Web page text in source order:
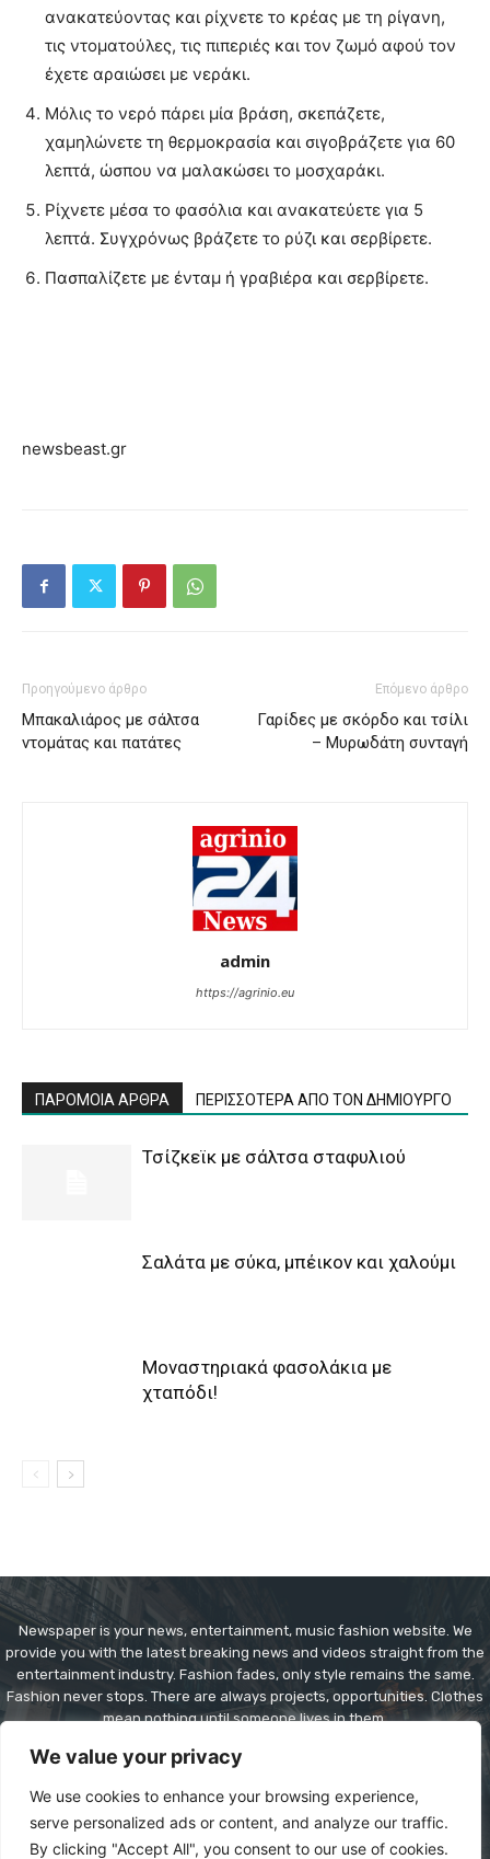
We value your privacy
We use cookies to enhance your browsing experience,
serve personalized ads or content, and analyze our traffic.
By clicking "Accept All", you consent to our use of cookies.
ανακατεύοντας και ρίχνετε το κρέας με τη ρίγανη,
τις ντοματούλες, τις πιπεριές και τον ζωμό αφού τον
έχετε αραιώσει με νεράκι.
Μόλις το νερό πάρει μία βράση, σκεπάζετε,
χαμηλώνετε τη θερμοκρασία και σιγοβράζετε για 60
λεπτά, ώσπου να μαλακώσει το μοσχαράκι.
Ρίχνετε μέσα το φασόλια και ανακατεύετε για 5
λεπτά. Συγχρόνως βράζετε το ρύζι και σερβίρετε.
Πασπαλίζετε με ένταμ ή γραβιέρα και σερβίρετε.
newsbeast.gr
Προηγούμενο άρθρο
Μπακαλιάρος με σάλτσα
ντομάτας και πατάτες
Επόμενο άρθρο
Γαρίδες με σκόρδο και τσίλι
– Μυρωδάτη συνταγή
admin
https://agrinio.eu
ΠΑΡΟΜΟΙΑ ΑΡΘΡΑ ΠΕΡΙΣΣΟΤΕΡΑ ΑΠΟ ΤΟΝ ΔΗΜΙΟΥΡΓΟ
Τσίζκεϊκ με σάλτσα σταφυλιού
Σαλάτα με σύκα, μπέικον και χαλούμι
Μοναστηριακά φασολάκια με
χταπόδι!
Newspaper is your news, entertainment, music fashion website. We
provide you with the latest breaking news and videos straight from the
entertainment industry. Fashion fades, only style remains the same.
Fashion never stops. There are always projects, opportunities. Clothes
mean nothing until someone lives in them.
Contact us:contact@yoursite.com